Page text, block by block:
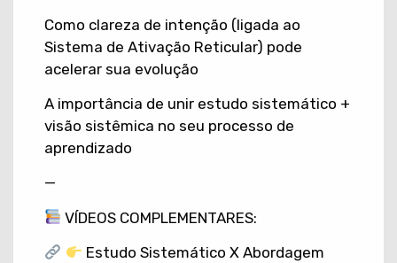
Como clareza de intenção (ligada ao
Sistema de Ativação Reticular) pode
acelerar sua evolução
A importância de unir estudo sistemático +
visão sistêmica no seu processo de
aprendizado
—
VÍDEOS COMPLEMENTARES:
Estudo Sistemático X Abordagem